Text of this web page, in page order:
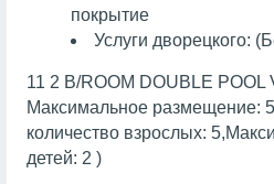
покрытие
Услуги дворецкого:
11 2 B/ROOM DOUBLE POOL
Максимальное размещение:
количество взрослых:
детей: 2 )